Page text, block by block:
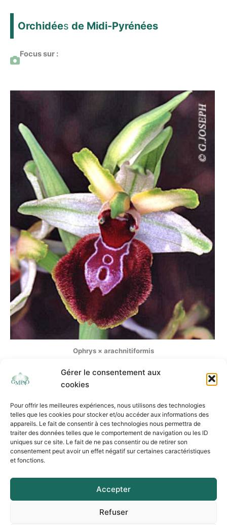
Gérer le consentement aux
cookies
Pour offrir les meilleures expériences, nous utilisons des technologies
telles que les cookies pour stocker et/ou accéder aux informations des
appareils. Le fait de consentir à ces technologies nous permettra de
traiter des données telles que le comportement de navigation ou les ID
uniques sur ce site. Le fait de ne pas consentir ou de retirer son
consentement peut avoir un effet négatif sur certaines caractéristiques
et fonctions.
Accepter
Refuser
Orchidées de Midi-Pyrénées
Focus sur :
Ophrys × arachnitiformis
Association Loi 1901 - Siège social : 37 rue de l’Autan Blanc – 31240 L’Union
Politique de cookies